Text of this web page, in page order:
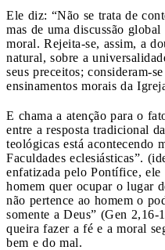
Ele diz: “Não se trata de
mas de uma discussão
moral. Rejeita-se, assim, a
natural, sobre a
seus preceitos; consideram-
ensinamentos morais da
E chama a atenção para o
entre a resposta tradicional
teológicas está acontecendo
Faculdades eclesiásticas”.
enfatizada pelo Pontífice, ele
homem quer ocupar o lugar
não pertence ao homem o
somente a Deus” (Gen
queira fazer a fé e a moral
bem e do mal.